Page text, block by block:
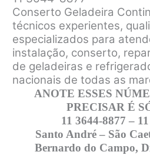
Conserto Geladeira
técnicos experientes,
especializados para
instalação, conserto,
de geladeiras e
nacionais de todas as
ANOTE ESSES
PRECISAR É
11 3644-8877 –
Santo André – São
Bernardo do Campo,